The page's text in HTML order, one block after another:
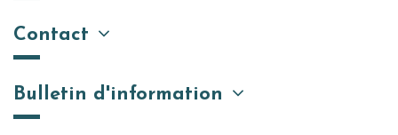
Contact
Bulletin d'information